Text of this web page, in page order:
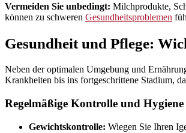
Vermeiden Sie unbedingt: Milchprodukte,
können zu schweren Gesundheitsproblemen
Gesundheit und Pflege:
Neben der optimalen Umgebung und
Krankheiten bis ins fortgeschrittene Stadium,
Regelmäßige Kontrolle und
Gewichtskontrolle: Wiegen Sie Ihren